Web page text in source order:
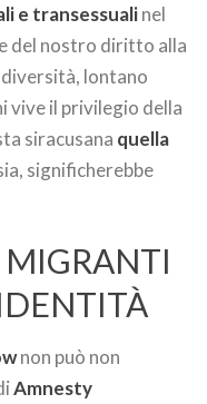
e transessualinel
del nostro diritto alla
lontano
vive il privilegio della
siracusana quella
significherebbe
MIGRANTI
non può non
Amnesty